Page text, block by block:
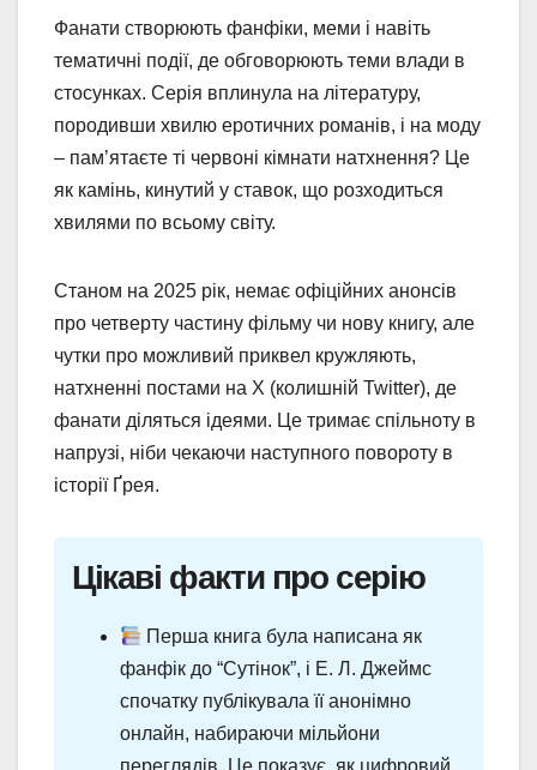
Фанати створюють фанфіки, меми і навіть
тематичні події, де обговорюють теми влади в
стосунках. Серія вплинула на літературу,
породивши хвилю еротичних романів, і на моду
– пам’ятаєте ті червоні кімнати натхнення? Це
як камінь, кинутий у ставок, що розходиться
хвилями по всьому світу.
Станом на 2025 рік, немає офіційних анонсів
про четверту частину фільму чи нову книгу, але
чутки про можливий приквел кружляють,
натхненні постами на X (колишній Twitter), де
фанати діляться ідеями. Це тримає спільноту в
напрузі, ніби чекаючи наступного повороту в
історії Ґрея.
Цікаві факти про серію
Перша книга була написана як
фанфік до “Сутінок”, і Е. Л. Джеймс
спочатку публікувала її анонімно
онлайн, набираючи мільйони
переглядів. Це показує, як цифровий